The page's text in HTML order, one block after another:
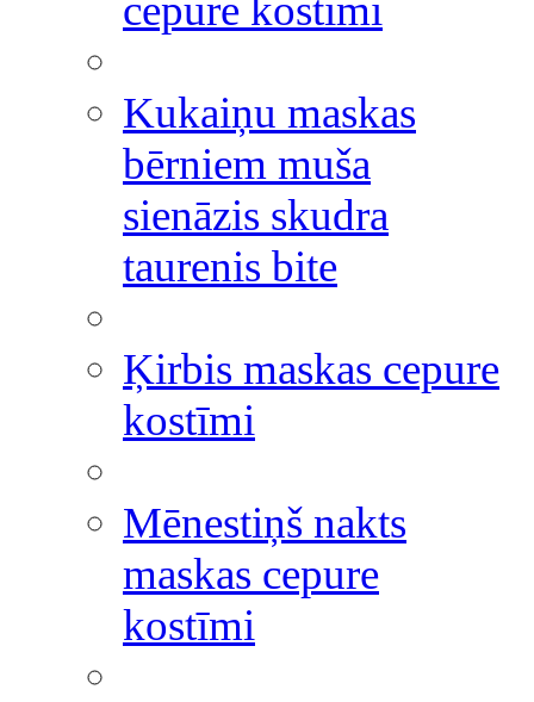
cepure kostīmi
Kukaiņu maskas
bērniem muša
sienāzis skudra
taurenis bite
Ķirbis maskas cepure
kostīmi
Mēnestiņš nakts
maskas cepure
kostīmi